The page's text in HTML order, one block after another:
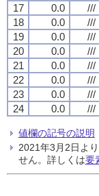
17
0.0 ///
18
0.0 ///
19
0.0 ///
20
0.0 ///
21
0.0 ///
22
0.0 ///
23
0.0 ///
24
0.0 ///
値欄の記号の説明
2021年3月2日よ
せん。詳しくは要